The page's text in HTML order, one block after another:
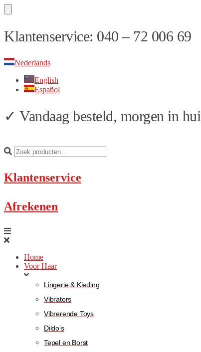
Skip
to
Skip
to
Klantenservice: 040 – 72 006 69
Nederlands
English
Español
✓ Vandaag besteld, morgen in
Klantenservice
Afrekenen
Home
Voor Haar
Lingerie & Kleding
Vibrators
Vibrerende Toys
Dildo’s
Tepel en Borst